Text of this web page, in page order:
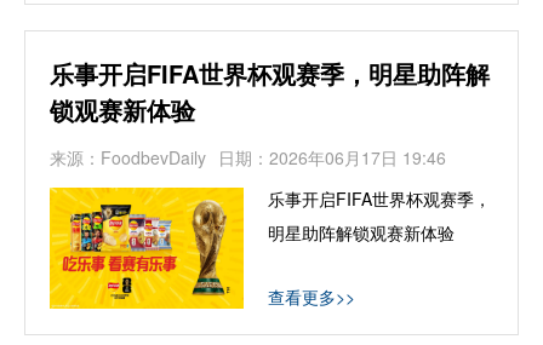
乐事开启FIFA世界杯观赛季，明星助阵解
锁观赛新体验
来源：FoodbevDaily 日期：2026年06月17日 19:46
乐事开启FIFA世界杯观赛季，
明星助阵解锁观赛新体验
查看更多>>